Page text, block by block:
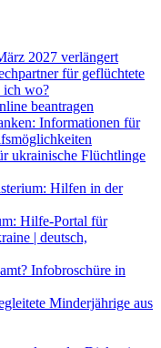
2027 verlängert
für geflüchtete
ich wo?
beantragen
Informationen für
ukrainische Flüchtlinge
Hilfen in der
Hilfe-Portal für
| deutsch,
Infobroschüre in
Minderjährige aus